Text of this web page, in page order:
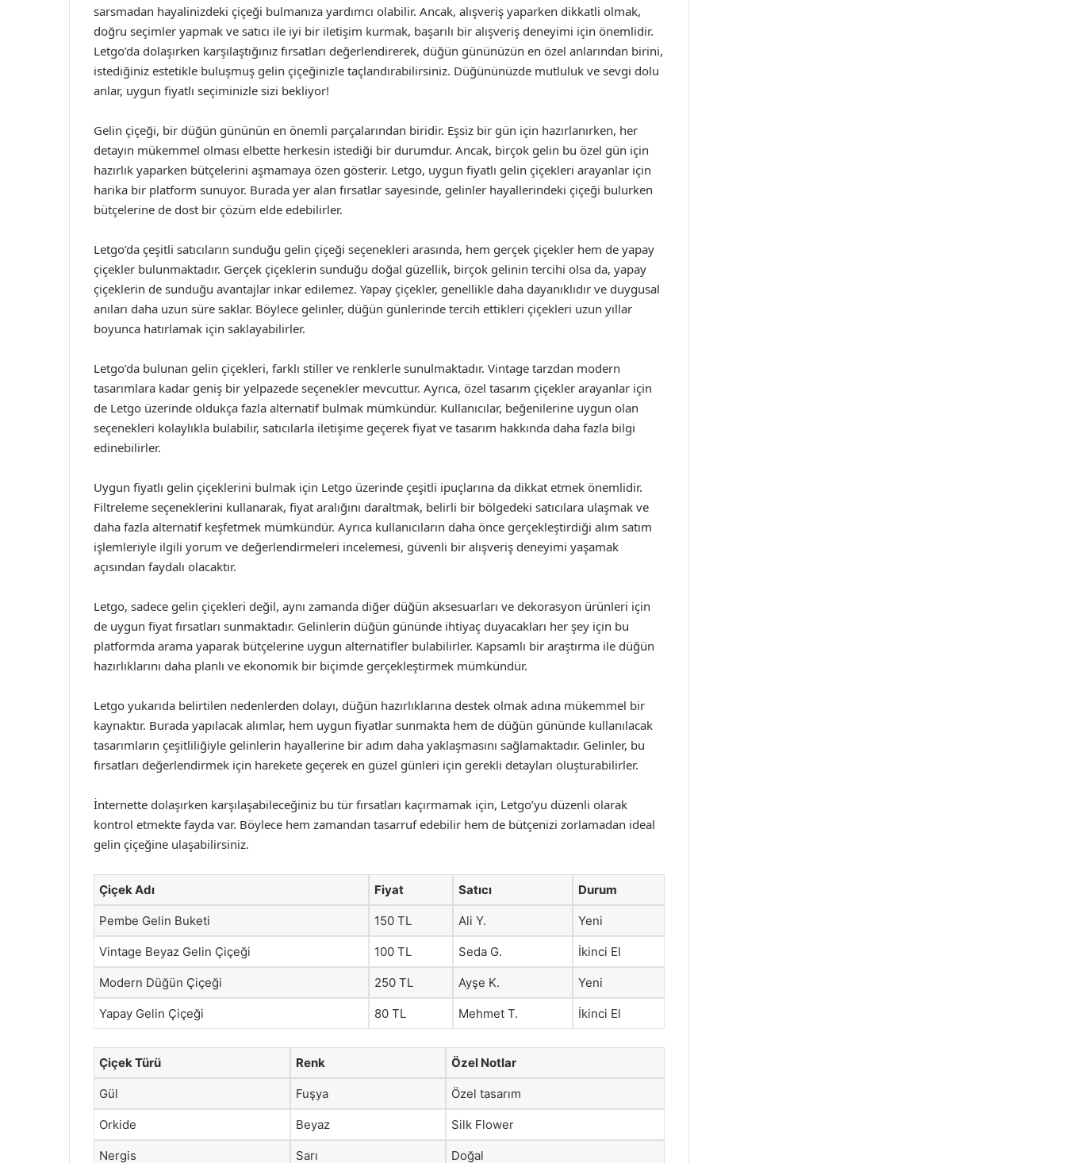
sarsmadan hayalinizdeki çiçeği bulmanıza yardımcı olabilir. Ancak, alışveriş yaparken dikkatli olmak,
doğru seçimler yapmak ve satıcı ile iyi bir iletişim kurmak, başarılı bir alışveriş deneyimi için önemlidir.
Letgo’da dolaşırken karşılaştığınız fırsatları değerlendirerek, düğün gününüzün en özel anlarından birini,
istediğiniz estetikle buluşmuş gelin çiçeğinizle taçlandırabilirsiniz. Düğününüzde mutluluk ve sevgi dolu
anlar, uygun fiyatlı seçiminizle sizi bekliyor!
Gelin çiçeği, bir düğün gününün en önemli parçalarından biridir. Eşsiz bir gün için hazırlanırken, her
detayın mükemmel olması elbette herkesin istediği bir durumdur. Ancak, birçok gelin bu özel gün için
hazırlık yaparken bütçelerini aşmamaya özen gösterir. Letgo, uygun fiyatlı gelin çiçekleri arayanlar için
harika bir platform sunuyor. Burada yer alan fırsatlar sayesinde, gelinler hayallerindeki çiçeği bulurken
bütçelerine de dost bir çözüm elde edebilirler.
Letgo’da çeşitli satıcıların sunduğu gelin çiçeği seçenekleri arasında, hem gerçek çiçekler hem de yapay
çiçekler bulunmaktadır. Gerçek çiçeklerin sunduğu doğal güzellik, birçok gelinin tercihi olsa da, yapay
çiçeklerin de sunduğu avantajlar inkar edilemez. Yapay çiçekler, genellikle daha dayanıklıdır ve duygusal
anıları daha uzun süre saklar. Böylece gelinler, düğün günlerinde tercih ettikleri çiçekleri uzun yıllar
boyunca hatırlamak için saklayabilirler.
Letgo’da bulunan gelin çiçekleri, farklı stiller ve renklerle sunulmaktadır. Vintage tarzdan modern
tasarımlara kadar geniş bir yelpazede seçenekler mevcuttur. Ayrıca, özel tasarım çiçekler arayanlar için
de Letgo üzerinde oldukça fazla alternatif bulmak mümkündür. Kullanıcılar, beğenilerine uygun olan
seçenekleri kolaylıkla bulabilir, satıcılarla iletişime geçerek fiyat ve tasarım hakkında daha fazla bilgi
edinebilirler.
Uygun fiyatlı gelin çiçeklerini bulmak için Letgo üzerinde çeşitli ipuçlarına da dikkat etmek önemlidir.
Filtreleme seçeneklerini kullanarak, fiyat aralığını daraltmak, belirli bir bölgedeki satıcılara ulaşmak ve
daha fazla alternatif keşfetmek mümkündür. Ayrıca kullanıcıların daha önce gerçekleştirdiği alım satım
işlemleriyle ilgili yorum ve değerlendirmeleri incelemesi, güvenli bir alışveriş deneyimi yaşamak
açısından faydalı olacaktır.
Letgo, sadece gelin çiçekleri değil, aynı zamanda diğer düğün aksesuarları ve dekorasyon ürünleri için
de uygun fiyat fırsatları sunmaktadır. Gelinlerin düğün gününde ihtiyaç duyacakları her şey için bu
platformda arama yaparak bütçelerine uygun alternatifler bulabilirler. Kapsamlı bir araştırma ile düğün
hazırlıklarını daha planlı ve ekonomik bir biçimde gerçekleştirmek mümkündür.
Letgo yukarıda belirtilen nedenlerden dolayı, düğün hazırlıklarına destek olmak adına mükemmel bir
kaynaktır. Burada yapılacak alımlar, hem uygun fiyatlar sunmakta hem de düğün gününde kullanılacak
tasarımların çeşitliliğiyle gelinlerin hayallerine bir adım daha yaklaşmasını sağlamaktadır. Gelinler, bu
fırsatları değerlendirmek için harekete geçerek en güzel günleri için gerekli detayları oluşturabilirler.
İnternette dolaşırken karşılaşabileceğiniz bu tür fırsatları kaçırmamak için, Letgo’yu düzenli olarak
kontrol etmekte fayda var. Böylece hem zamandan tasarruf edebilir hem de bütçenizi zorlamadan ideal
gelin çiçeğine ulaşabilirsiniz.
Çiçek Adı Fiyat Satıcı Durum
Pembe Gelin Buketi 150 TL Ali Y. Yeni
Vintage Beyaz Gelin Çiçeği 100 TL Seda G. İkinci El
Modern Düğün Çiçeği 250 TL Ayşe K. Yeni
Yapay Gelin Çiçeği 80 TL Mehmet T. İkinci El
Çiçek Türü Renk Özel Notlar
Gül Fuşya Özel tasarım
Orkide Beyaz Silk Flower
Nergis Sarı Doğal